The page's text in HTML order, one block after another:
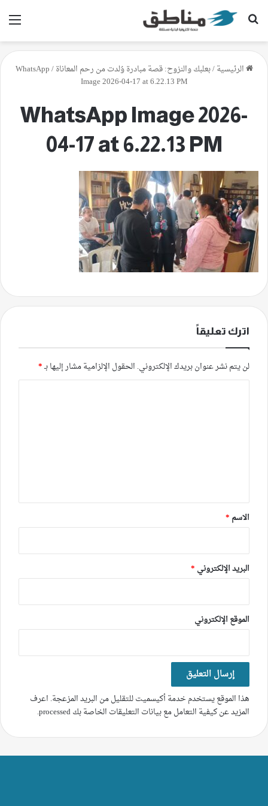
بحث عن
الرئيسية/بعلبك والنزوح: قصة مبادرة وُلدت من رحم المعاناة/
WhatsApp
Image 2026-04-17 at 6.22.13 PM
WhatsApp Image 2026-
04-17 at 6.22.13 PM
اترك تعليقاً
لن يتم نشر عنوان بريدك الإلكتروني. الحقول الإلزامية مشار إليها بـ*
*
الاسم *
البريد الإلكتروني *
الموقع الإلكتروني
هذا الموقع يستخدم خدمة أكيسميت للتقليل من البريد المزعجة. اعرف
المزيد عن كيفية التعامل مع بيانات التعليقات الخاصة بك processed
.